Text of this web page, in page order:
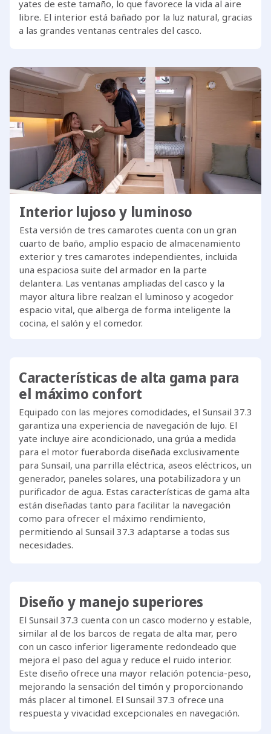
yates de este tamaño, lo que favorece la vida al aire
libre. El interior está bañado por la luz natural, gracias
a las grandes ventanas centrales del casco.
Interior lujoso y luminoso
Esta versión de tres camarotes cuenta con un gran
cuarto de baño, amplio espacio de almacenamiento
exterior y tres camarotes independientes, incluida
una espaciosa suite del armador en la parte
delantera. Las ventanas ampliadas del casco y la
mayor altura libre realzan el luminoso y acogedor
espacio vital, que alberga de forma inteligente la
cocina, el salón y el comedor.
Características de alta gama para
el máximo confort
Equipado con las mejores comodidades, el Sunsail 37.3
garantiza una experiencia de navegación de lujo. El
yate incluye aire acondicionado, una grúa a medida
para el motor fueraborda diseñada exclusivamente
para Sunsail, una parrilla eléctrica, aseos eléctricos, un
generador, paneles solares, una potabilizadora y un
purificador de agua. Estas características de gama alta
están diseñadas tanto para facilitar la navegación
como para ofrecer el máximo rendimiento,
permitiendo al Sunsail 37.3 adaptarse a todas sus
necesidades.
Diseño y manejo superiores
El Sunsail 37.3 cuenta con un casco moderno y estable,
similar al de los barcos de regata de alta mar, pero
con un casco inferior ligeramente redondeado que
mejora el paso del agua y reduce el ruido interior.
Este diseño ofrece una mayor relación potencia-peso,
mejorando la sensación del timón y proporcionando
más placer al timonel. El Sunsail 37.3 ofrece una
respuesta y vivacidad excepcionales en navegación.